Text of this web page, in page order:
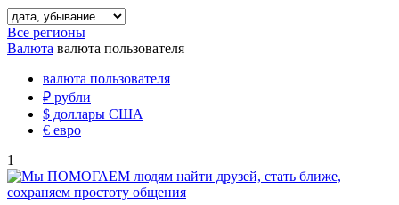
Все регионы
Валюта валюта пользователя
валюта пользователя
₽ рубли
$ доллары США
€ евро
1